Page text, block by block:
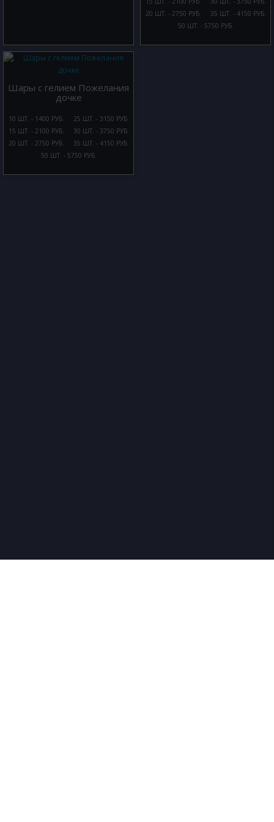
20 ШТ. - 2750 РУБ.
35 ШТ. - 4150 РУБ.
50 ШТ. - 5750 РУБ.
Шары с гелием Пожелания
дочке
10 ШТ. - 1400 РУБ.
15 ШТ. - 2100 РУБ.
20 ШТ. - 2750 РУБ.
25 ШТ. - 3150 РУБ.
30 ШТ. - 3750 РУБ.
35 ШТ. - 4150 РУБ.
50 ШТ. - 5750 РУБ.